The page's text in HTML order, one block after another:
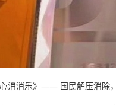
消消乐》—— 国民解压消除